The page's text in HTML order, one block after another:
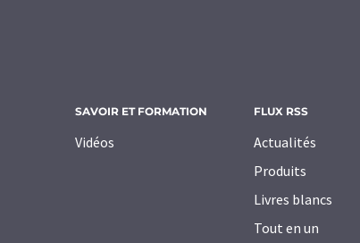
SAVOIR ET FORMATION
Vidéos
FLUX RSS
Actualités
Produits
Livres blancs
Tout en un